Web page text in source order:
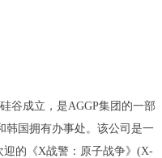
谷成立，是AGGP集团的一部
韩国拥有办事处。该公司是一
的《X战警：原子战争》(X-